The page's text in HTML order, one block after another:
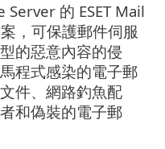
的 ESET Mail
，可保護郵件伺服
的惡意內容的侵
程式感染的電子郵
件、網路釣魚配
和偽裝的電子郵